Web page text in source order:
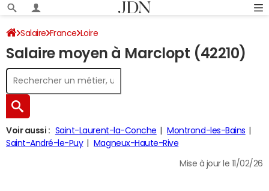
Salaire France Loire
Salaire moyen à Marclopt (42210)
Voir aussi : Saint-Laurent-la-Conche
Montrond-les-Bains
Saint-André-le-Puy
Magneux-Haute-Rive
Mise à jour le 11/02/26